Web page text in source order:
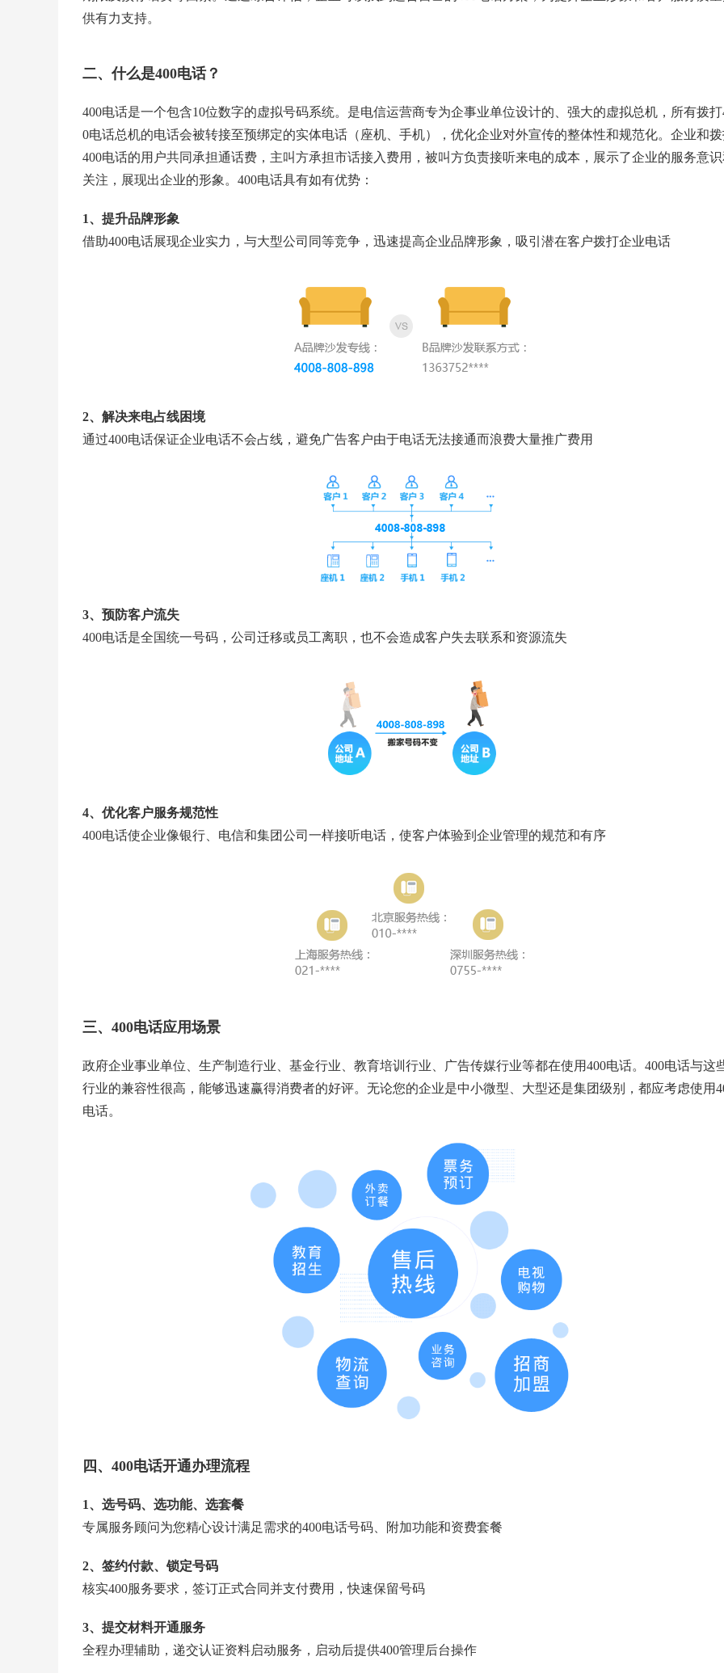
供有力支持。
二、什么是400电话？
400电话是一个包含10位数字的虚拟号码系统。是电信运营商专为企事业单位设计的、强大的虚拟总机，所有拨打
0电话总机的电话会被转接至预绑定的实体电话（座机、手机），优化企业对外宣传的整体性和规范化。企业和
400电话的用户共同承担通话费，主叫方承担市话接入费用，被叫方负责接听来电的成本，展示了企业的服务意
关注，展现出企业的形象。400电话具有如有优势：
1、提升品牌形象
借助400电话展现企业实力，与大型公司同等竞争，迅速提高企业品牌形象，吸引潜在客户拨打企业电话
2、解决来电占线困境
通过400电话保证企业电话不会占线，避免广告客户由于电话无法接通而浪费大量推广费用
3、预防客户流失
400电话是全国统一号码，公司迁移或员工离职，也不会造成客户失去联系和资源流失
4、优化客户服务规范性
400电话使企业像银行、电信和集团公司一样接听电话，使客户体验到企业管理的规范和有序
三、400电话应用场景
政府企业事业单位、生产制造行业、基金行业、教育培训行业、广告传媒行业等都在使用400电话。400电话与这
行业的兼容性很高，能够迅速赢得消费者的好评。无论您的企业是中小微型、大型还是集团级别，都应考虑使用
电话。
四、400电话开通办理流程
1、选号码、选功能、选套餐
专属服务顾问为您精心设计满足需求的400电话号码、附加功能和资费套餐
2、签约付款、锁定号码
核实400服务要求，签订正式合同并支付费用，快速保留号码
3、提交材料开通服务
全程办理辅助，递交认证资料启动服务，启动后提供400管理后台操作